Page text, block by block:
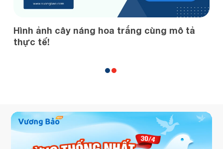
ảnh cây náng hoa trắng cùng mô tả
tế!